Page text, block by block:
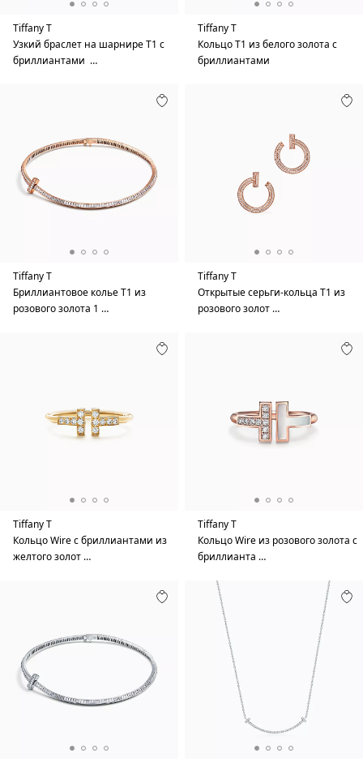
Tiffany T
Узкий браслет на шарнире T1 с
бриллиантами …
Tiffany T
Кольцо T1 из белого золота с
бриллиантами
Tiffany T
Бриллиантовое колье T1 из
розового золота 1 …
Tiffany T
Открытые серьги-кольца T1 из
розового золот …
Tiffany T
Кольцо Wire с бриллиантами из
желтого золот …
Tiffany T
Кольцо Wire из розового золота с
бриллианта …